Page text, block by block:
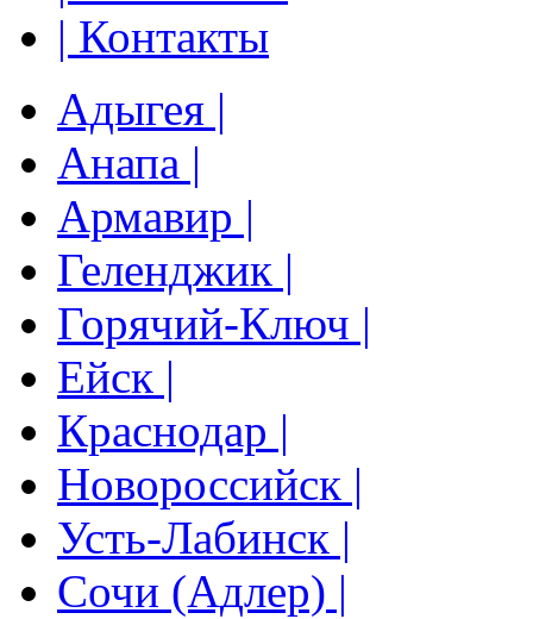
| Контакты
Адыгея |
Анапа |
Армавир |
Геленджик |
Горячий-Ключ |
Ейск |
Краснодар |
Новороссийск |
Усть-Лабинск |
Сочи (Адлер) |